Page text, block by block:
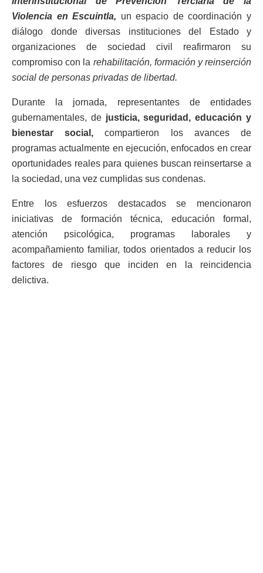
Violencia en Escuintla, un espacio de coordinación y
diálogo donde diversas instituciones del Estado y
organizaciones de sociedad civil reafirmaron su
compromiso con la rehabilitación, formación y reinserción
social de personas privadas de libertad.
Durante la jornada, representantes de entidades
gubernamentales, de justicia, seguridad, educación y
bienestar social, compartieron los avances de
programas actualmente en ejecución, enfocados en crear
oportunidades reales para quienes buscan reinsertarse a
la sociedad, una vez cumplidas sus condenas.
Entre los esfuerzos destacados se mencionaron
iniciativas de formación técnica, educación formal,
atención psicológica, programas laborales y
acompañamiento familiar, todos orientados a reducir los
factores de riesgo que inciden en la reincidencia
delictiva.